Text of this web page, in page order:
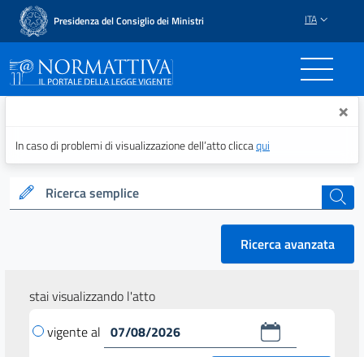
Presidenza del Consiglio dei Ministri ITA
Normattiva - Il portale ×
In caso di problemi di visualizzazione dell’atto cliccaqui
Ricerca semplice cerca
Ricerca avanzata
stai visualizzando l'atto
vigente al